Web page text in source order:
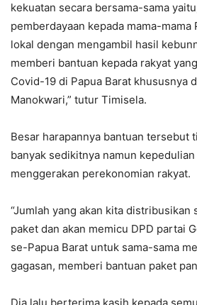
kekuatan secara bersama-sama
pemberdayaan kepada mama-mama
lokal dengan mengambil hasil
memberi bantuan kepada rakyat
Covid-19 di Papua Barat khususnya
Manokwari,” tutur Timisela.
Besar harapannya bantuan tersebut
banyak sedikitnya namun
menggerakan perekonomian rakyat.
“Jumlah yang akan kita distribusikan
paket dan akan memicu DPD partai
se-Papua Barat untuk sama-sama
gagasan, memberi bantuan paket